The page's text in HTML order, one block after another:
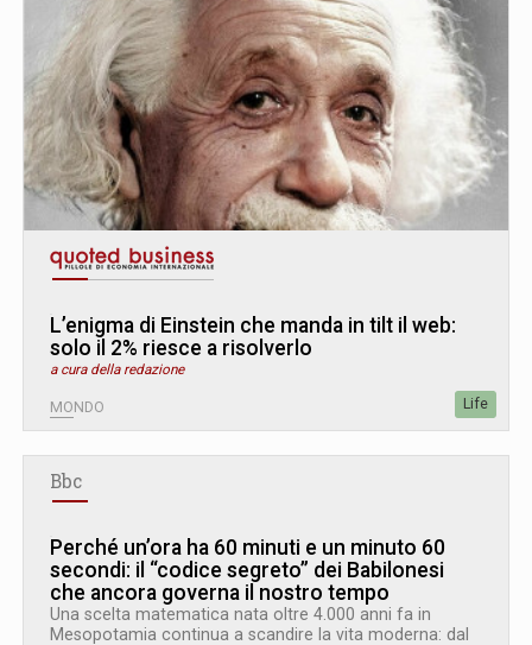
L’enigma di Einstein che manda in tilt il web:
solo il 2% riesce a risolverlo
a cura della redazione
MONDO Life
Bbc
Perché un’ora ha 60 minuti e un minuto 60
secondi: il “codice segreto” dei Babilonesi
che ancora governa il nostro tempo
Una scelta matematica nata oltre 4.000 anni fa in
Mesopotamia continua a scandire la vita moderna: dal